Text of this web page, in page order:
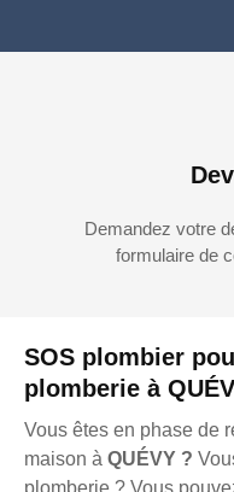
SOS plombier
plomberie à
Vous êtes en phase de
maison à QUÉVY ?
Demandez votre
formulaire de